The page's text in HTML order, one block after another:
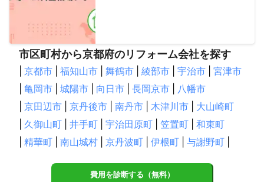
市区町村から京都府のリフォーム会社を探す
京都市 福知山市 舞鶴市 綾部市 宇治市
宮津市
亀岡市 城陽市 向日市 長岡京市
八幡市
京田辺市 京丹後市 南丹市 木津川市
大山崎町
久御山町 井手町 宇治田原町 笠置町
和束町
精華町 南山城村 京丹波町 伊根町 与謝野町
費用を診断する（無料）